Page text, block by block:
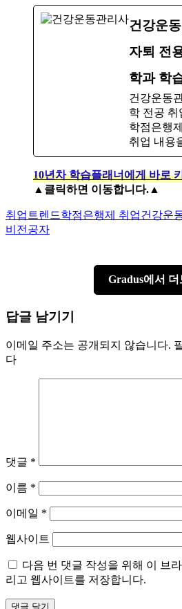
건강운
자퇴 전
학과 학
건강운동
학 전공 취
학점은행
취업 내용
10년차 학습플래너에게 바로
▲클릭하면 이동합니다.▲
Author
취업트렌드Categories
학점은행제 취업Tags
건강운
비전공자
Gradus에서 더
답글 남기기
이메일 주소는 공개되지 않습니다.
다
댓글 *
이름 *
이메일 *
웹사이트
다음 번 댓글 작성을 위해 이 브
리고 웹사이트를 저장합니다.